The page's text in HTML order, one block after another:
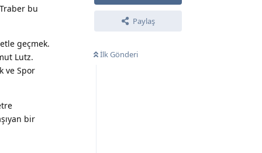
Paylaş
İlk Gönderi
bu
geçmek.
Lutz.
ve Spor
bir